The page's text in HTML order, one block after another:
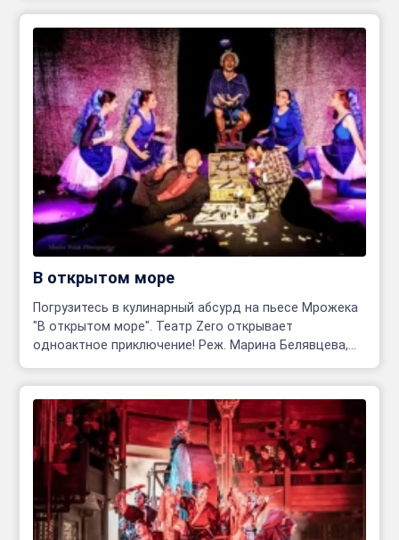
В открытом море
Погрузитесь в кулинарный абсурд на пьесе Мрожека
"В открытом море". Театр Zero открывает
одноактное приключение! Реж. Марина Белявцева,